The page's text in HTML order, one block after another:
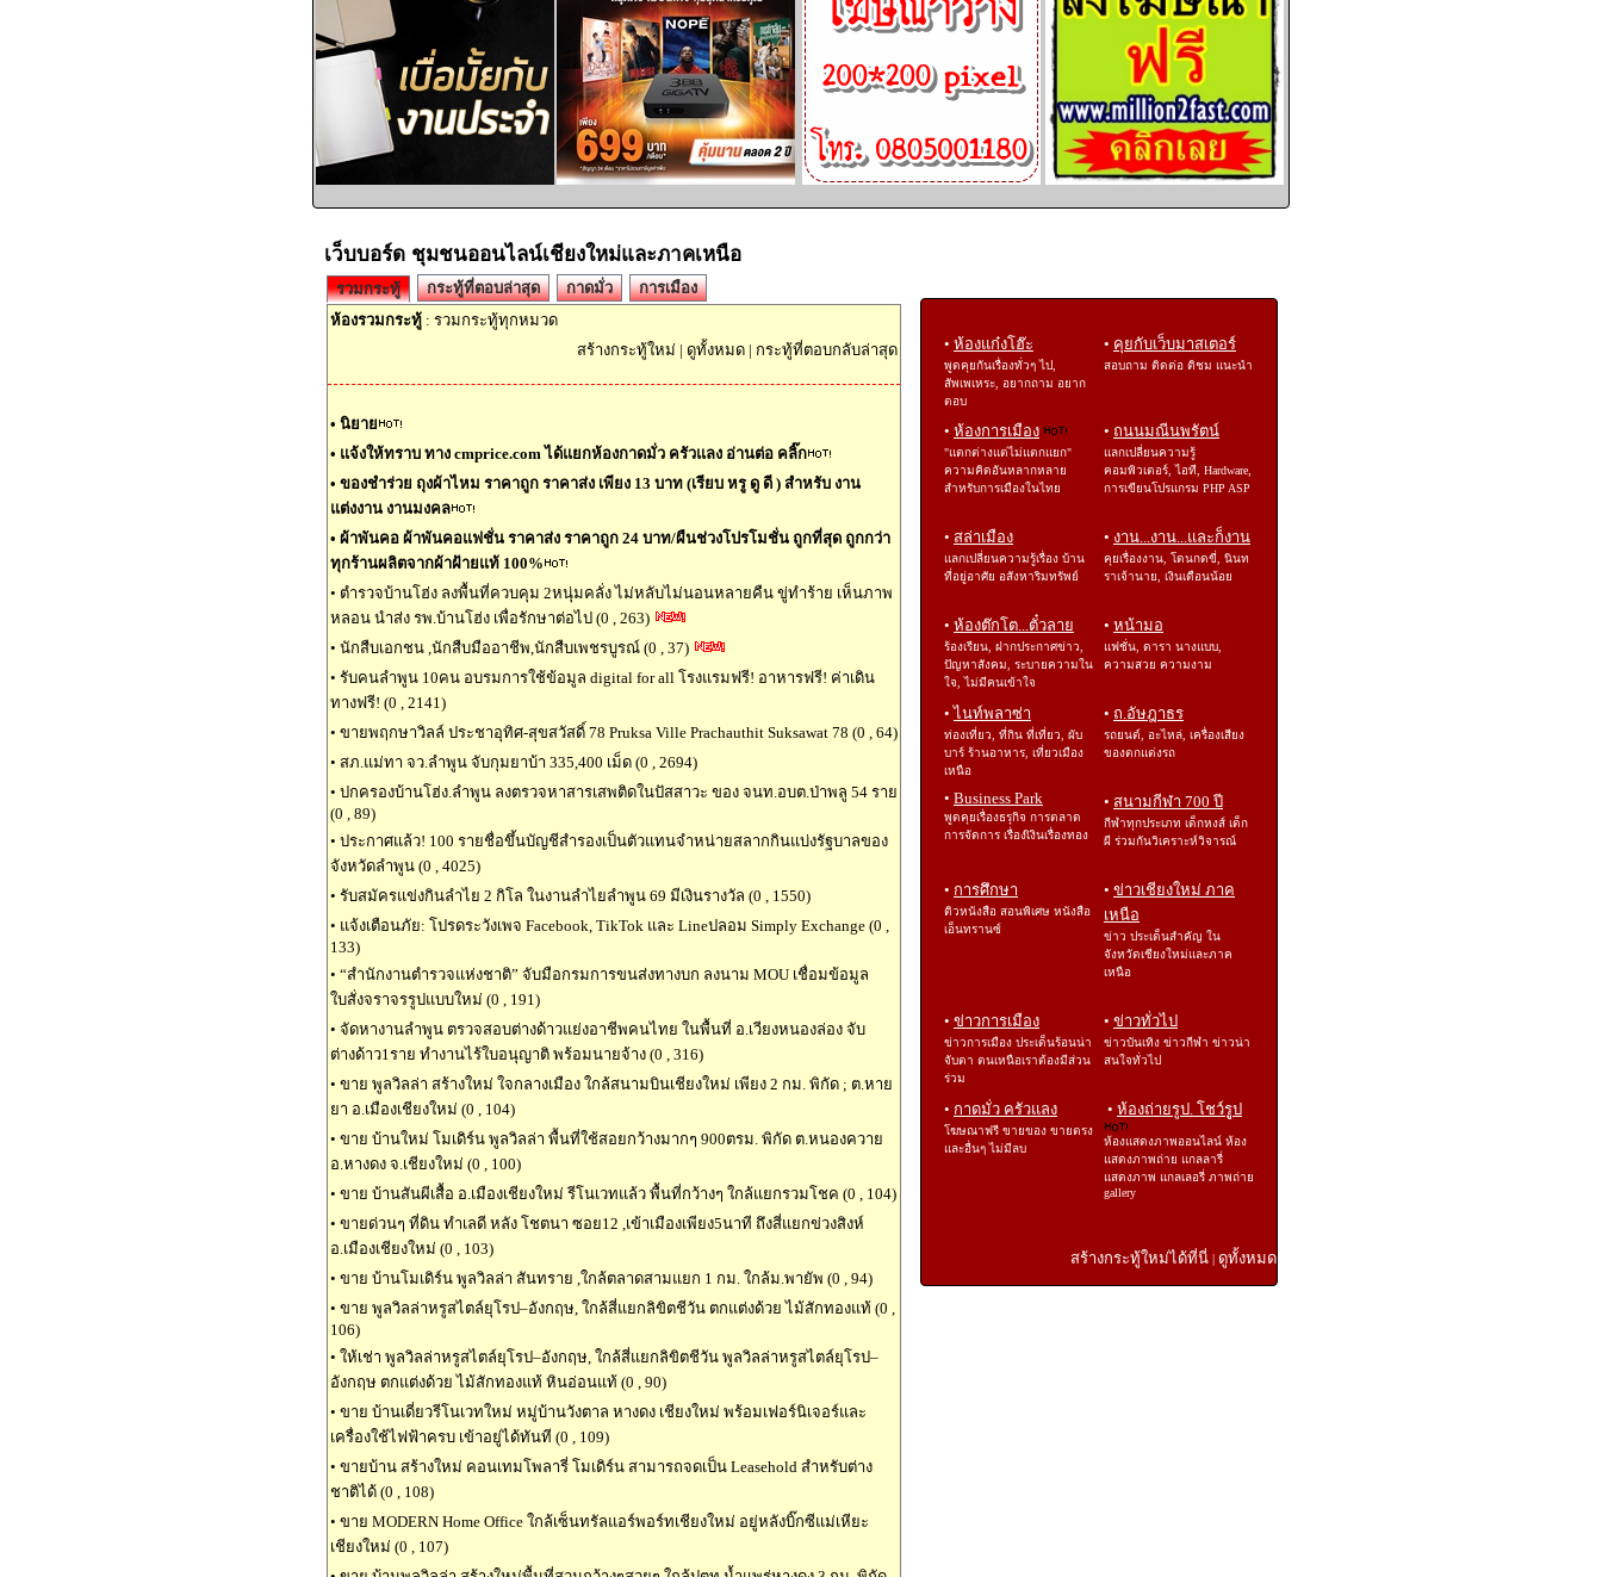
เว็บบอร์ด ชุมชนออนไลน์เชียงใหม่และภาคเหนือ
รวมกระทู้ กระทู้ที่ตอบล่าสุด กาดมั่ว
การเมือง
ห้องรวมกระทู้ : รวมกระทู้ทุกหมวด
สร้างกระทู้ใหม่ | ดูทั้งหมด| กระทู้ที่ตอบกลับล่าสุด
• นิยาย
• แจ้งให้ทราบ ทาง cmprice.com ได้แยกห้องกาดมั่ว ครัวแลง อ่านต่อ คลิ๊ก
• ของชำร่วย ถุงผ้าไหม ราคาถูก ราคาส่ง เพียง 13 บาท (เรียบ หรู ดู ดี ) สำหรับ งาน
แต่งงาน งานมงคล
• ผ้าพันคอ ผ้าพันคอแฟชั่น ราคาส่ง ราคาถูก 24 บาท/ผืนช่วงโปรโมชั่น ถูกที่สุด ถูกกว่า
ทุกร้านผลิตจากผ้าฝ้ายแท้ 100%
• ตำรวจบ้านโฮ่ง ลงพื้นที่ควบคุม 2หนุ่มคลั่ง ไม่หลับไม่นอนหลายคืน ขู่ทำร้าย เห็นภาพ
หลอน นำส่ง รพ.บ้านโฮ่ง เพื่อรักษาต่อไป (0 , 263)
• นักสืบเอกชน ,นักสืบมืออาชีพ,นักสืบเพชรบูรณ์ (0 , 37)
• รับคนลำพูน 10คน อบรมการใช้ข้อมูล digital for all โรงแรมฟรี! อาหารฟรี! ค่าเดิน
ทางฟรี! (0 , 2141)
• ขายพฤกษาวิลล์ ประชาอุทิศ-สุขสวัสดิ์ 78 Pruksa Ville Prachauthit Suksawat 78 (0 , 64)
• สภ.แม่ทา จว.ลำพูน จับกุมยาบ้า 335,400 เม็ด (0 , 2694)
• ปกครองบ้านโฮ่ง.ลำพูน ลงตรวจหาสารเสพติดในปัสสาวะ ของ จนท.อบต.ป่าพลู 54 ราย
(0 , 89)
• ประกาศแล้ว! 100 รายชื่อขึ้นบัญชีสำรองเป็นตัวแทนจำหน่ายสลากกินแบ่งรัฐบาลของ
จังหวัดลำพูน (0 , 4025)
• รับสมัครแข่งกินลำไย 2 กิโล ในงานลำไยลำพูน 69 มีเงินรางวัล (0 , 1550)
• แจ้งเตือนภัย: โปรดระวังเพจ Facebook, TikTok และ Lineปลอม Simply Exchange (0 ,
133)
• “สำนักงานตำรวจแห่งชาติ” จับมือกรมการขนส่งทางบก ลงนาม MOU เชื่อมข้อมูล
ใบสั่งจราจรรูปแบบใหม่ (0 , 191)
• จัดหางานลำพูน ตรวจสอบต่างด้าวแย่งอาชีพคนไทย ในพื้นที่ อ.เวียงหนองล่อง จับ
ต่างด้าว1ราย ทำงานไร้ใบอนุญาติ พร้อมนายจ้าง (0 , 316)
• ขาย พูลวิลล่า สร้างใหม่ ใจกลางเมือง ใกล้สนามบินเชียงใหม่ เพียง 2 กม. พิกัด ; ต.หาย
ยา อ.เมืองเชียงใหม่ (0 , 104)
• ขาย บ้านใหม่ โมเดิร์น พูลวิลล่า พื้นที่ใช้สอยกว้างมากๆ 900ตรม. พิกัด ต.หนองควาย
อ.หางดง จ.เชียงใหม่ (0 , 100)
• ขาย บ้านสันผีเสื้อ อ.เมืองเชียงใหม่ รีโนเวทแล้ว พื้นที่กว้างๆ ใกล้แยกรวมโชค (0 , 104)
• ขายด่วนๆ ที่ดิน ทำเลดี หลัง โชตนา ซอย12 ,เข้าเมืองเพียง5นาที ถึงสี่แยกข่วงสิงห์
อ.เมืองเชียงใหม่ (0 , 103)
• ขาย บ้านโมเดิร์น พูลวิลล่า สันทราย ,ใกล้ตลาดสามแยก 1 กม. ใกล้ม.พายัพ (0 , 94)
• ขาย พูลวิลล่าหรูสไตล์ยุโรป–อังกฤษ, ใกล้สี่แยกลิขิตชีวัน ตกแต่งด้วย ไม้สักทองแท้ (0 ,
106)
• ให้เช่า พูลวิลล่าหรูสไตล์ยุโรป–อังกฤษ, ใกล้สี่แยกลิขิตชีวัน พูลวิลล่าหรูสไตล์ยุโรป–
อังกฤษ ตกแต่งด้วย ไม้สักทองแท้ หินอ่อนแท้ (0 , 90)
• ขาย บ้านเดี่ยวรีโนเวทใหม่ หมู่บ้านวังตาล หางดง เชียงใหม่ พร้อมเฟอร์นิเจอร์และ
เครื่องใช้ไฟฟ้าครบ เข้าอยู่ได้ทันที (0 , 109)
• ขายบ้าน สร้างใหม่ คอนเทมโพลารี่ โมเดิร์น สามารถจดเป็น Leasehold สำหรับต่าง
ชาติได้ (0 , 108)
• ขาย MODERN Home Office ใกล้เซ็นทรัลแอร์พอร์ทเชียงใหม่ อยู่หลังบิ๊กซีแม่เหียะ
เชียงใหม่ (0 , 107)
• ห้องแก๋งโฮ๊ะ
พูดคุยกันเรื่องทั่วๆ ไป,
สัพเพเหระ, อยากถาม อยาก
ตอบ
• คุยกับเว็บมาสเตอร์
สอบถาม ติดต่อ ติชม แนะนำ
• ห้องการเมือง
"แตกต่างแต่ไม่แตกแยก"
ความคิดอันหลากหลาย
สำหรับการเมืองในไทย
• ถนนมณีนพรัตน์
แลกเปลี่ยนความรู้
คอมพิวเตอร์, ไอที, Hardware,
การเขียนโปรแกรม PHP ASP
• สล่าเมือง
แลกเปลี่ยนความรู้เรื่อง บ้าน
ที่อยู่อาศัย อสังหาริมทรัพย์
• งาน...งาน...และก็งาน
คุยเรื่องงาน, โดนกดขี่, นินท
ราเจ้านาย, เงินเดือนน้อย
• ห้องต๊กโต...ตั๋วลาย
ร้องเรียน, ฝากประกาศข่าว,
ปัญหาสังคม, ระบายความใน
ใจ, ไม่มีคนเข้าใจ
• หน้ามอ
แฟชั่น, ดารา นางแบบ,
ความสวย ความงาม
•ไนท์พลาซ่า
ท่องเที่ยว, ที่กิน ที่เที่ยว, ผับ
บาร์ ร้านอาหาร, เที่ยวเมือง
เหนือ
• ถ.อัษฎาธร
รถยนต์, อะไหล่, เครื่องเสียง
ของตกแต่งรถ
• Business Park
พูดคุยเรื่องธรุกิจ การตลาด
การจัดการ เรื่องเิงินเรื่องทอง
• สนามกีฬา 700 ปี
กีฬาทุกประเภท เด็กหงส์ เด็ก
ผี ร่วมกันวิเคราะห์วิจารณ์
• การศึกษา
ติวหนังสือ สอนพิเศษ หนังสือ
เอ็นทรานซ์
• ข่าวเชียงใหม่ ภาค
เหนือ
ข่าว ประเด็นสำคัญ ใน
จังหวัดเชียงใหม่และภาค
เหนือ
• ข่าวการเมือง
ข่าวการเมือง ประเด็นร้อนน่า
จับตา ตนเหนือเราต้องมีส่วน
ร่วม
• ข่าวทั่วไป
ข่าวบันเทิง ข่าวกีฬา ข่าวน่า
สนใจทั่วไป
• กาดมั่ว ครัวแลง
โฆษณาฟรี ขายของ ขายตรง
และอื่นๆ ไม่มีลบ
• ห้องถ่ายรูป. โชว์รูป
ห้องแสดงภาพออนไลน์ ห้อง
แสดงภาพถ่าย แกลลารี่
แสดงภาพ แกลเลอรี่ ภาพถ่าย
gallery
สร้างกระทู้ใหม่ได้ที่นี่ | ดูทั้งหมด